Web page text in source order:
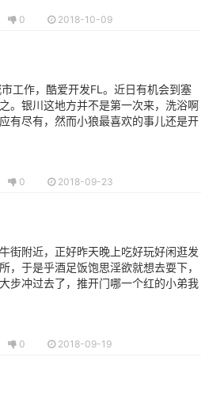
0 2018-10-09
工作，酷爱开发FL。近日有机会到塞
。银川这地方并不是第一次来，洗浴啊
有尽有，然而小狼最喜欢的事儿还是开
0 2018-09-23
街附近，正好昨天晚上吃好玩好闲逛发
，于是乎酒足饭饱思淫欲就想去耍下，
步冲过去了，推开门哪一个红的小弟我
0 2018-09-19